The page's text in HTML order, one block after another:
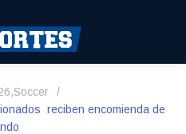
,Soccer
/
reciben encomienda de